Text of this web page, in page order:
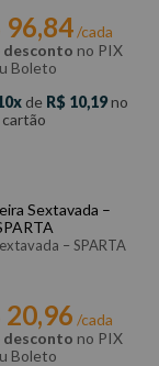
96,84/cada
desconto no PIX
Boleto
de R$ 10,19no
cartão
– SPARTA
20,96 /cada
desconto no PIX
Boleto